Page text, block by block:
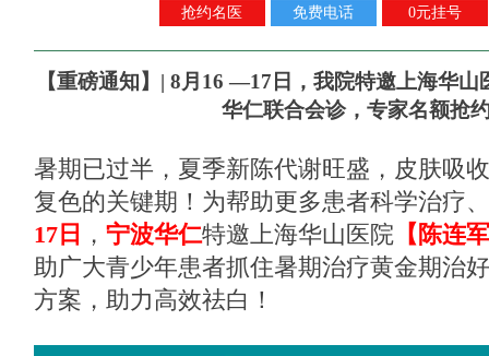
抢约名医 免费电话 0元挂号
【重磅通知】| 8月16 —17日，我院特邀上海华
华仁联合会诊，专家名额抢
暑期已过半，夏季新陈代谢旺盛，皮肤吸
复色的关键期！为帮助更多患者科学治疗
17日 ， 宁波华仁特邀上海华山医院 【陈连
助广大青少年患者抓住暑期治疗黄金期治
方案，助力高效祛白！